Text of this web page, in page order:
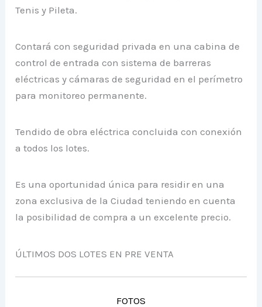
Tenis y Pileta.
Contará con seguridad privada en una cabina de
control de entrada con sistema de barreras
eléctricas y cámaras de seguridad en el perímetro
para monitoreo permanente.
Tendido de obra eléctrica concluida con conexión
a todos los lotes.
Es una oportunidad única para residir en una
zona exclusiva de la Ciudad teniendo en cuenta
la posibilidad de compra a un excelente precio.
ÚLTIMOS DOS LOTES EN PRE VENTA
FOTOS